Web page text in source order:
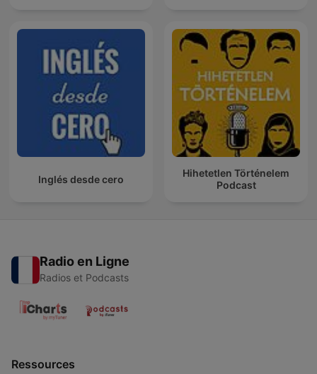
Inglés desde cero
Hihetetlen Történelem
Podcast
Radio en Ligne
Radios et Podcasts
Ressources